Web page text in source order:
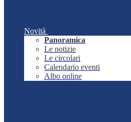
Novità
Panoramica
Le notizie
Le circolari
Calendario eventi
Albo online